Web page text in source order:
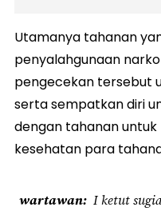
Utamanya tahanan
penyalahgunaan
pengecekan tersebut
serta sempatkan diri
dengan tahanan
kesehatan para
wartawan I ketut